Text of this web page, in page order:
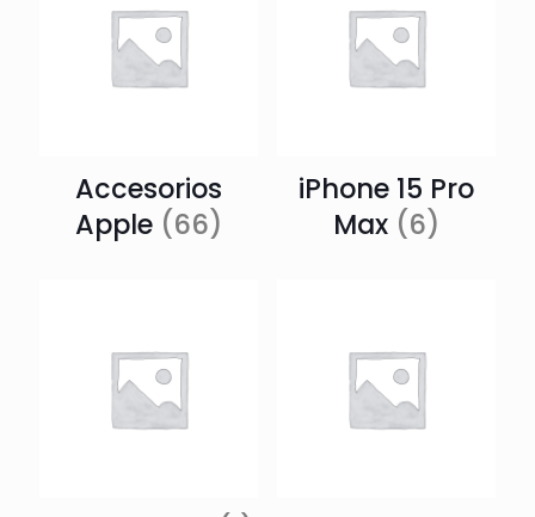
Accesorios
Apple (66)
iPhone 15 Pro
Max (6)